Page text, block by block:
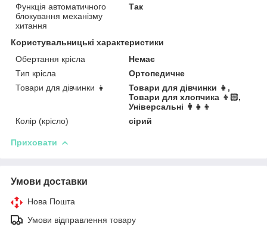
Функція автоматичного
блокування механізму
хитання
Так
Користувальницькі характеристики
Обертання крісла
Немає
Тип крісла
Ортопедичне
Товари для дівчинки 👧
Товари для дівчинки 👧,
Товари для хлопчика 👦🏻,
Універсальні 👩👧👦
Колір (крісло)
сірий
Приховати
Умови доставки
Нова Пошта
Умови відправлення товару